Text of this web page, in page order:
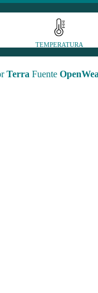
TEMPERATURA
Terra Fuente